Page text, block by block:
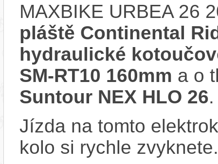
MAXBIKE URBEA 26
pláště Continental
hydraulické
SM-RT10 160mm a o
Suntour NEX HLO 26.
Jízda na tomto
kolo si rychle zvyknete.